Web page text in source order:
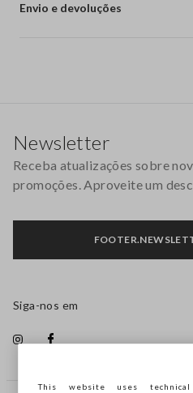
Envio e devoluções
Newsletter
Receba atualizações sobre
promoções. Aproveite um
Siga-nos em
This website uses technical